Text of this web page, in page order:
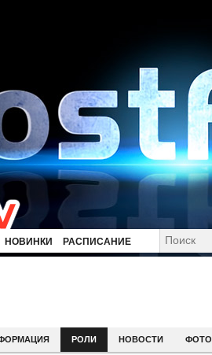
НОВИНКИ РАСПИСАНИЕ
РОЛИ НОВОСТИ ФОТО